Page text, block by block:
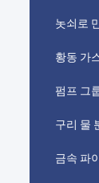
놋쇠로
황동 가
펌프 그
구리 물
금속 파